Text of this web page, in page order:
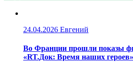
24.04.2026 Евгений
Во Франции прошли показы
«RT.Док: Время наших героев»